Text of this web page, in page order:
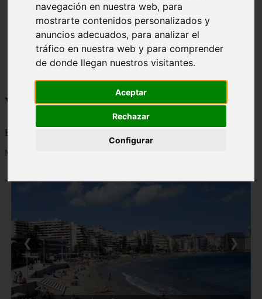
navegación en nuestra web, para
mostrarte contenidos personalizados y
anuncios adecuados, para analizar el
tráfico en nuestra web y para comprender
de donde llegan nuestros visitantes.
Aceptar
Rechazar
Configurar
gijon
lanzarote
live
monumentos
naturaleza
san
Viajes a la Patagonia
Blog sobre la Patagonia en particular y sobre turismo en general
Mostrando 1 - 24 de 478 artículos
❮ ❯